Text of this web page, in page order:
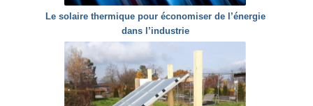
Le solaire thermique pour économiser de l’énergie
dans l’industrie